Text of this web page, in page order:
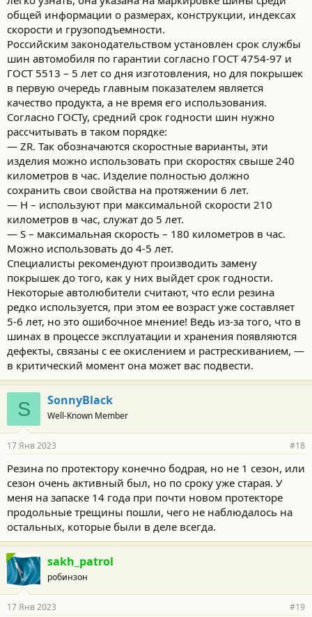
общей информации о размерах, конструкции, индексах
скорости и грузоподъемности.
Российским законодательством установлен срок службы
шин автомобиля по гарантии согласно ГОСТ 4754-97 и
ГОСТ 5513 – 5 лет со дня изготовления, но для покрышек
в первую очередь главным показателем является
качество продукта, а не время его использования.
Согласно ГОСТу, средний срок годности шин нужно
рассчитывать в таком порядке:
— ZR. Так обозначаются скоростные варианты, эти
изделия можно использовать при скоростях свыше 240
километров в час. Изделие полностью должно
сохранить свои свойства на протяжении 6 лет.
— H – используют при максимальной скорости 210
километров в час, служат до 5 лет.
— S – максимальная скорость – 180 километров в час.
Можно использовать до 4-5 лет.
Специалисты рекомендуют производить замену
покрышек до того, как у них выйдет срок годности.
Некоторые автолюбители считают, что если резина
редко используется, при этом ее возраст уже составляет
5-6 лет, но это ошибочное мнение! Ведь из-за того, что в
шинах в процессе эксплуатации и хранения появляются
дефекты, связаны с ее окислением и растрескиванием, —
в критический момент она может вас подвести.
S SonnyBlack
Well-Known Member
17 Янв 2023 #18
Резина по протектору конечно бодрая, но не 1 сезон, или
сезон очень активный был, но по сроку уже старая. У
меня на запаске 14 года при почти новом протекторе
продольные трещины пошли, чего не наблюдалось на
остальных, которые были в деле всегда.
sakh_patrol
робинзон
17 Янв 2023 #19